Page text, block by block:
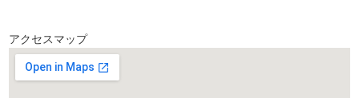
アクセスマップ